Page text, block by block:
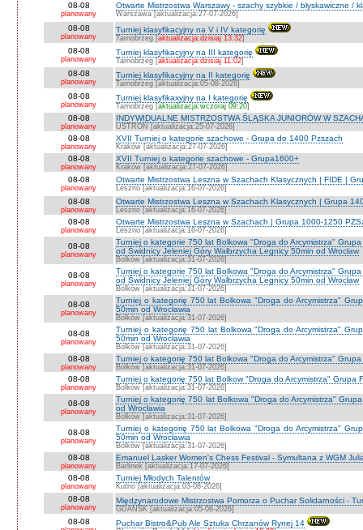
08-08
planowany
Otwarte Mistrzostwa Warszawy - szachy szybkie / błyskawiczne /
Warszawa [aktualizacja:27-07-2026]
08-08
planowany
Turniej klasyfikacyjny na V i IV kategorię
Tarnobrzeg [aktualizacja:dzisiaj 13:32]
08-08
planowany
Turniej klasyfikacyjny na III kategorię
Tarnobrzeg [aktualizacja:dzisiaj 11:02]
08-08
planowany
Turniej klasyfikacyjny na II kategorię
Tarnobrzeg [aktualizacja:05-08-2026]
08-08
planowany
Turniej klasyfikaxyjny na I kategorię
Tarnobrzeg [aktualizacja:wczoraj 09:20]
08-08
planowany
INDYWIDUALNE MISTRZOSTWA ŚLĄSKA JUNIORÓW W
USTROŃ [aktualizacja:25-07-2026]
08-08
planowany
XVII Turniej o kategorie szachowe - Grupa do 1400 Pzszach
Kraków [aktualizacja:27-07-2026]
08-08
planowany
XVII Turniej o kategorie szachowe - Grupa1600+
Kraków [aktualizacja:27-07-2026]
08-08
planowany
Otwarte Mistrzostwa Leszna w Szachach Klasycznych | FIDE |
Leszno [aktualizacja:16-07-2026]
08-08
planowany
Otwarte Mistrzostwa Leszna w Szachach Klasycznych | Grupa
Leszno [aktualizacja:16-07-2026]
08-08
planowany
Otwarte Mistrzostwa Leszna w Szachach | Grupa 1000-1250
Leszno [aktualizacja:16-07-2026]
08-08
planowany
Turniej o kategorie 750 lat Bolkowa "Droga do Arcymistrza"
od Świdnicy Jeleniej Góry Wałbrzycha Legnicy 50min od Wrocław
Bolków [aktualizacja:31-07-2026]
08-08
planowany
Turniej o kategorie 750 lat Bolkowa "Droga do Arcymistrza"
od Świdnicy Jeleniej Góry Wałbrzycha Legnicy 50min od Wrocław
Bolków [aktualizacja:31-07-2026]
08-08
planowany
Turniej o kategorię 750 lat Bolkowa "Droga do Arcymistrza"
50min od Wrocławia
Bolków [aktualizacja:31-07-2026]
08-08
planowany
Turniej o kategorię 750 lat Bolkowa "Droga do Arcymistrza"
50min od Wrocławia
Bolków [aktualizacja:31-07-2026]
08-08
planowany
Turniej o kategorię 750 lat Bolkowa "Droga do Arcymistrza"
Bolków [aktualizacja:31-07-2026]
08-08
planowany
Turniej o kategorię 750 lat Bolkow "Droga do Arcymistrza" Grupa
Bolków [aktualizacja:31-07-2026]
08-08
planowany
Turniej o kategorię 750 lat Bolkowa "Droga do Arcymistrza"
od Wrocławia
Bolków [aktualizacja:31-07-2026]
08-08
planowany
Turniej o kategorię 750 lat Bolkowa "Droga do Arcymistrza"
50min od Wrocławia
Bolków [aktualizacja:31-07-2026]
08-08
planowany
Emanuel Lasker Women's Chess Festival - Symultana z WGM
Barlinek [aktualizacja:17-07-2026]
08-08
planowany
Turniej Młodych Talentów
Kutno [aktualizacja:03-08-2026]
08-08
planowany
Międzynarodowe Mistrzostwa Pomorza o Puchar Solidarności -
GDAŃSK [aktualizacja:05-08-2026]
08-08 Puchar Bistro&Pub Ale Sztuka Chrzanów Rynej 14